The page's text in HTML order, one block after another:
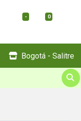
- 0
Bogotá - Salitre